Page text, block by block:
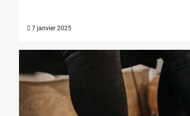
7 janvier 2025